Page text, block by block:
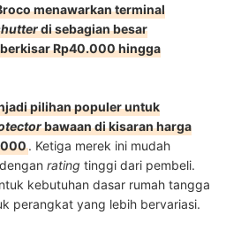
menawarkan terminal
di sebagian besar
Rp40.000 hingga
pilihan populer untuk
bawaan di kisaran harga
. Ketiga merek ini mudah
dengan rating tinggi dari pembeli.
kebutuhan dasar rumah tangga
perangkat yang lebih bervariasi.